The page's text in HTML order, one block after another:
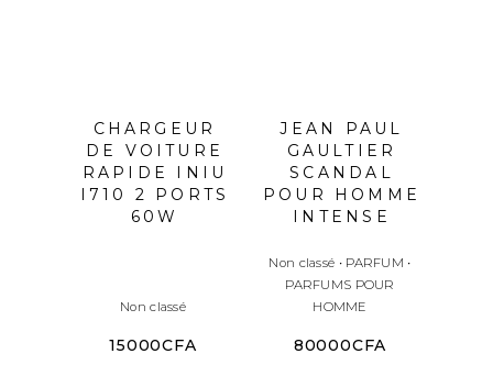
CHARGEUR
DE VOITURE
RAPIDE INIU
I710 2 PORTS
60W
Non classé
15000CFA
JEAN PAUL
GAULTIER
SCANDAL
POUR HOMME
INTENSE
Non classé • PARFUM •
PARFUMS POUR
HOMME
80000CFA